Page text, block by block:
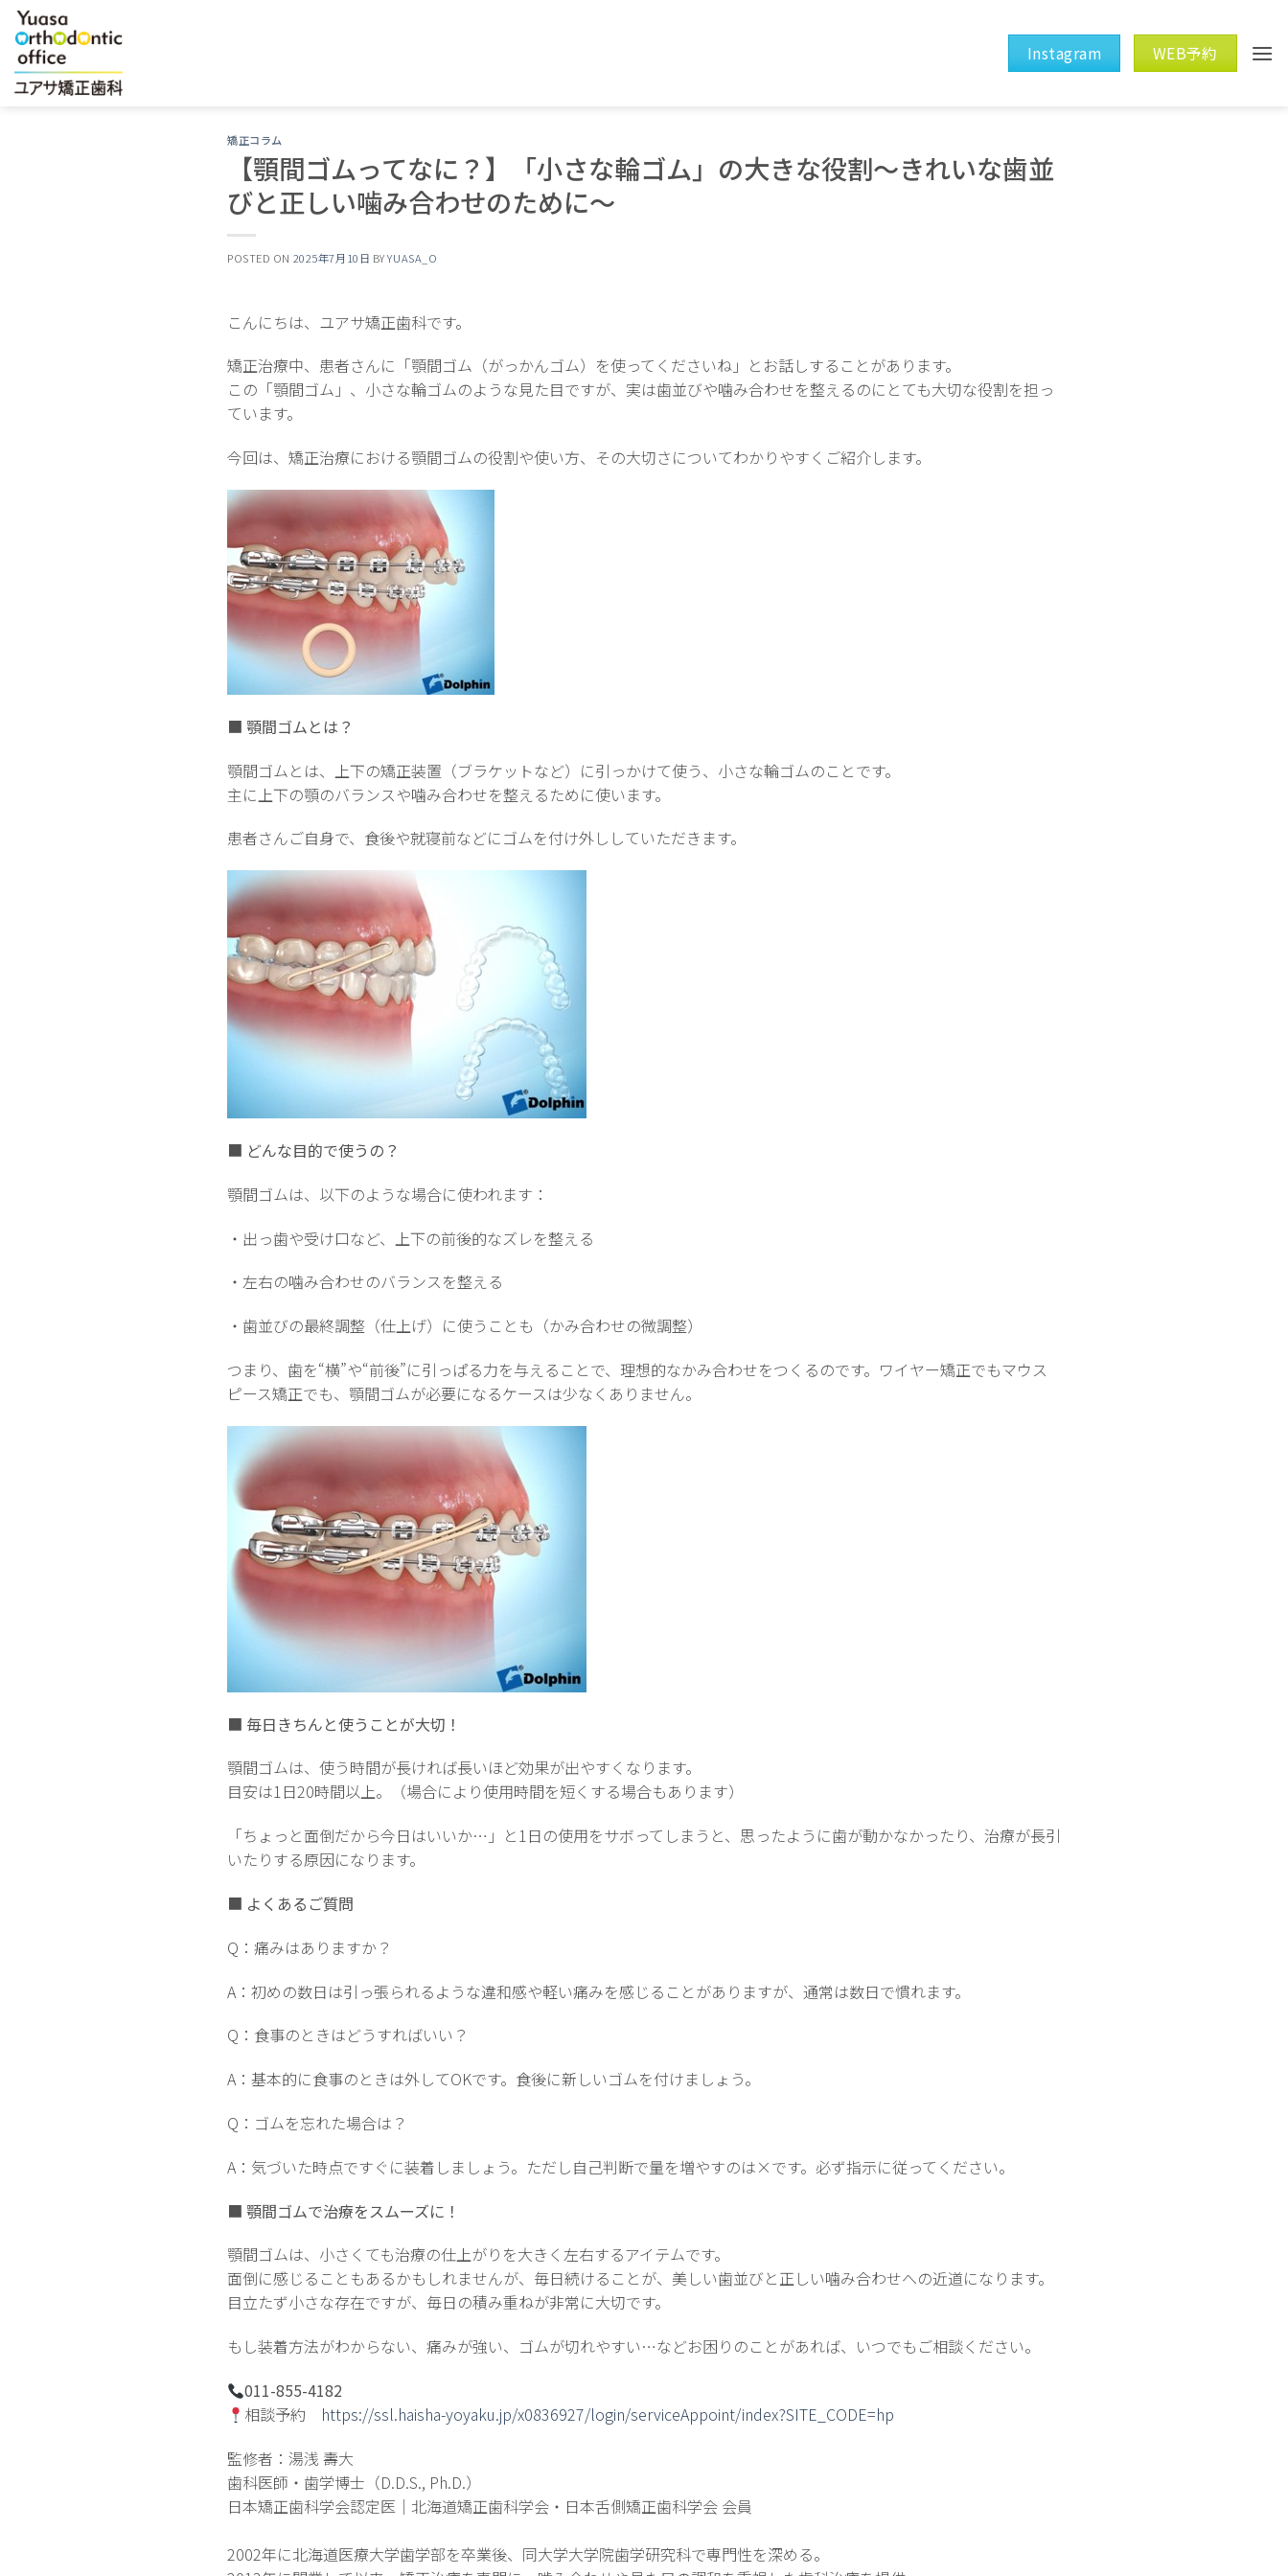
Skip
content
Instagram WEB予約
矯正コラム
【顎間ゴムってなに？】「小さな輪ゴム」の大きな役割～きれいな歯並
びと正しい噛み合わせのために～
POSTED ON 2025年7月10日 BYYUASA_O
こんにちは、ユアサ矯正歯科です。
矯正治療中、患者さんに「顎間ゴム（がっかんゴム）を使ってくださいね」とお話しすることがあります。
この「顎間ゴム」、小さな輪ゴムのような見た目ですが、実は歯並びや噛み合わせを整えるのにとても大切な役割を担っ
ています。
今回は、矯正治療における顎間ゴムの役割や使い方、その大切さについてわかりやすくご紹介します。
■ 顎間ゴムとは？
顎間ゴムとは、上下の矯正装置（ブラケットなど）に引っかけて使う、小さな輪ゴムのことです。
主に上下の顎のバランスや噛み合わせを整えるために使います。
患者さんご自身で、食後や就寝前などにゴムを付け外ししていただきます。
■ どんな目的で使うの？
顎間ゴムは、以下のような場合に使われます：
・出っ歯や受け口など、上下の前後的なズレを整える
・左右の噛み合わせのバランスを整える
・歯並びの最終調整（仕上げ）に使うことも（かみ合わせの微調整）
つまり、歯を“横”や“前後”に引っぱる力を与えることで、理想的なかみ合わせをつくるのです。ワイヤー矯正でもマウス
ピース矯正でも、顎間ゴムが必要になるケースは少なくありません。
■ 毎日きちんと使うことが大切！
顎間ゴムは、使う時間が長ければ長いほど効果が出やすくなります。
目安は1日20時間以上。（場合により使用時間を短くする場合もあります）
「ちょっと面倒だから今日はいいか…」と1日の使用をサボってしまうと、思ったように歯が動かなかったり、治療が長引
いたりする原因になります。
■ よくあるご質問
Q：痛みはありますか？
A：初めの数日は引っ張られるような違和感や軽い痛みを感じることがありますが、通常は数日で慣れます。
Q：食事のときはどうすればいい？
A：基本的に食事のときは外してOKです。食後に新しいゴムを付けましょう。
Q：ゴムを忘れた場合は？
A：気づいた時点ですぐに装着しましょう。ただし自己判断で量を増やすのは×です。必ず指示に従ってください。
■ 顎間ゴムで治療をスムーズに！
顎間ゴムは、小さくても治療の仕上がりを大きく左右するアイテムです。
面倒に感じることもあるかもしれませんが、毎日続けることが、美しい歯並びと正しい噛み合わせへの近道になります。
目立たず小さな存在ですが、毎日の積み重ねが非常に大切です。
もし装着方法がわからない、痛みが強い、ゴムが切れやすい…などお困りのことがあれば、いつでもご相談ください。
011-855-4182
相談予約 https://ssl.haisha-yoyaku.jp/x0836927/login/serviceAppoint/index?SITE_CODE=hp
監修者：湯浅 壽大
歯科医師・歯学博士（D.D.S., Ph.D.）
日本矯正歯科学会認定医｜北海道矯正歯科学会・日本舌側矯正歯科学会 会員
2002年に北海道医療大学歯学部を卒業後、同大学大学院歯学研究科で専門性を深める。